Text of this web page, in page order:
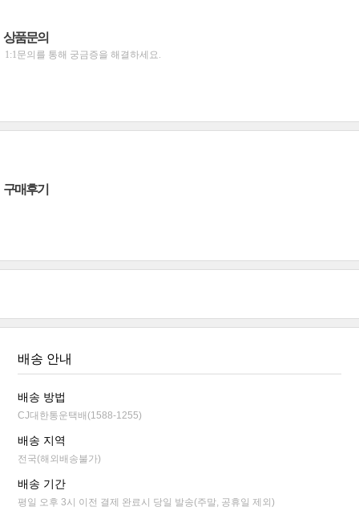
상품문의
1:1문의를 통해 궁금증을 해결하세요.
구매후기
배송 안내
배송 방법
CJ대한통운택배(1588-1255)
배송 지역
전국(해외배송불가)
배송 기간
평일 오후 3시 이전 결제 완료시 당일 발송(주말, 공휴일 제외)